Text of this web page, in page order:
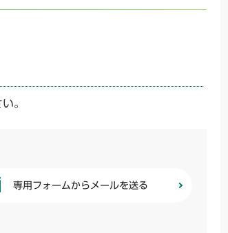
。
専用フォームからメールを送る